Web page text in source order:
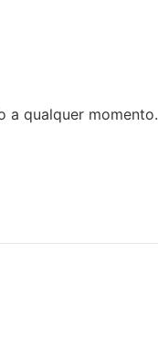
a qualquer momento.